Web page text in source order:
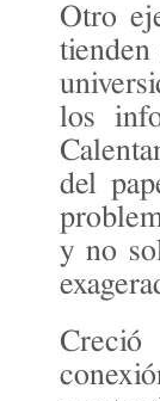
Otro
tienden
los
del
y no